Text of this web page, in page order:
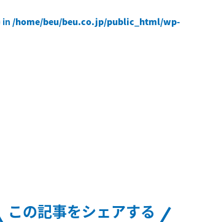
in /home/beu/beu.co.jp/public_html/wp-
この記事をシェアする